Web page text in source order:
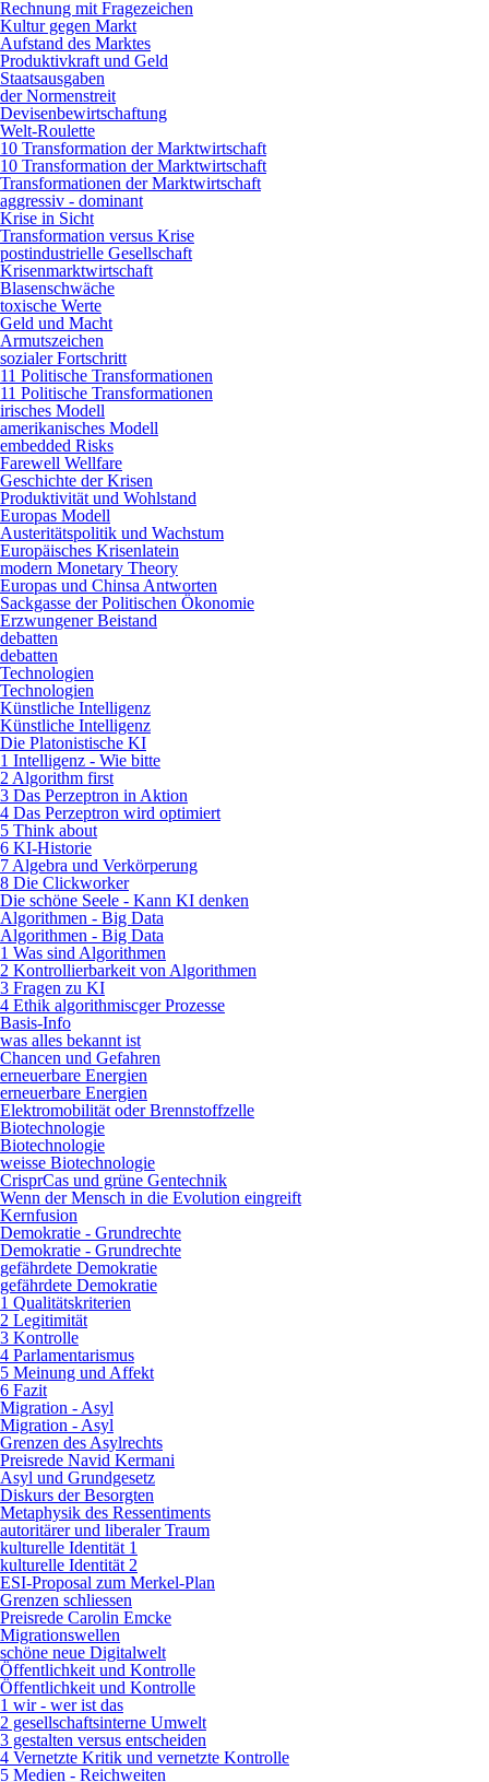
Rechnung mit Fragezeichen
Kultur gegen Markt
Aufstand des Marktes
Produktivkraft und Geld
Staatsausgaben
der Normenstreit
Devisenbewirtschaftung
Welt-Roulette
10 Transformation der Marktwirtschaft
10 Transformation der Marktwirtschaft
Transformationen der Marktwirtschaft
aggressiv - dominant
Krise in Sicht
Transformation versus Krise
postindustrielle Gesellschaft
Krisenmarktwirtschaft
Blasenschwäche
toxische Werte
Geld und Macht
Armutszeichen
sozialer Fortschritt
11 Politische Transformationen
11 Politische Transformationen
irisches Modell
amerikanisches Modell
embedded Risks
Farewell Wellfare
Geschichte der Krisen
Produktivität und Wohlstand
Europas Modell
Austeritätspolitik und Wachstum
Europäisches Krisenlatein
modern Monetary Theory
Europas und Chinsa Antworten
Sackgasse der Politischen Ökonomie
Erzwungener Beistand
debatten
debatten
Technologien
Technologien
Künstliche Intelligenz
Künstliche Intelligenz
Die Platonistische KI
1 Intelligenz - Wie bitte
2 Algorithm first
3 Das Perzeptron in Aktion
4 Das Perzeptron wird optimiert
5 Think about
6 KI-Historie
7 Algebra und Verkörperung
8 Die Clickworker
Die schöne Seele - Kann KI denken
Algorithmen - Big Data
Algorithmen - Big Data
1 Was sind Algorithmen
2 Kontrollierbarkeit von Algorithmen
3 Fragen zu KI
4 Ethik algorithmiscger Prozesse
Basis-Info
was alles bekannt ist
Chancen und Gefahren
erneuerbare Energien
erneuerbare Energien
Elektromobilität oder Brennstoffzelle
Biotechnologie
Biotechnologie
weisse Biotechnologie
CrisprCas und grüne Gentechnik
Wenn der Mensch in die Evolution eingreift
Kernfusion
Demokratie - Grundrechte
Demokratie - Grundrechte
gefährdete Demokratie
gefährdete Demokratie
1 Qualitätskriterien
2 Legitimität
3 Kontrolle
4 Parlamentarismus
5 Meinung und Affekt
6 Fazit
Migration - Asyl
Migration - Asyl
Grenzen des Asylrechts
Preisrede Navid Kermani
Asyl und Grundgesetz
Diskurs der Besorgten
Metaphysik des Ressentiments
autoritärer und liberaler Traum
kulturelle Identität 1
kulturelle Identität 2
ESI-Proposal zum Merkel-Plan
Grenzen schliessen
Preisrede Carolin Emcke
Migrationswellen
schöne neue Digitalwelt
Öffentlichkeit und Kontrolle
Öffentlichkeit und Kontrolle
1 wir - wer ist das
2 gesellschaftsinterne Umwelt
3 gestalten versus entscheiden
4 Vernetzte Kritik und vernetzte Kontrolle
5 Medien - Reichweiten